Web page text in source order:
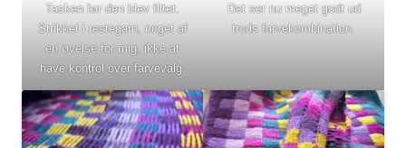
Tasken før den blev filtet.
Strikket i restegarn, noget af
en øvelse for mig, ikke at
have kontrol over farvevalg.
Det ser nu meget godt ud
trods farvekombination.